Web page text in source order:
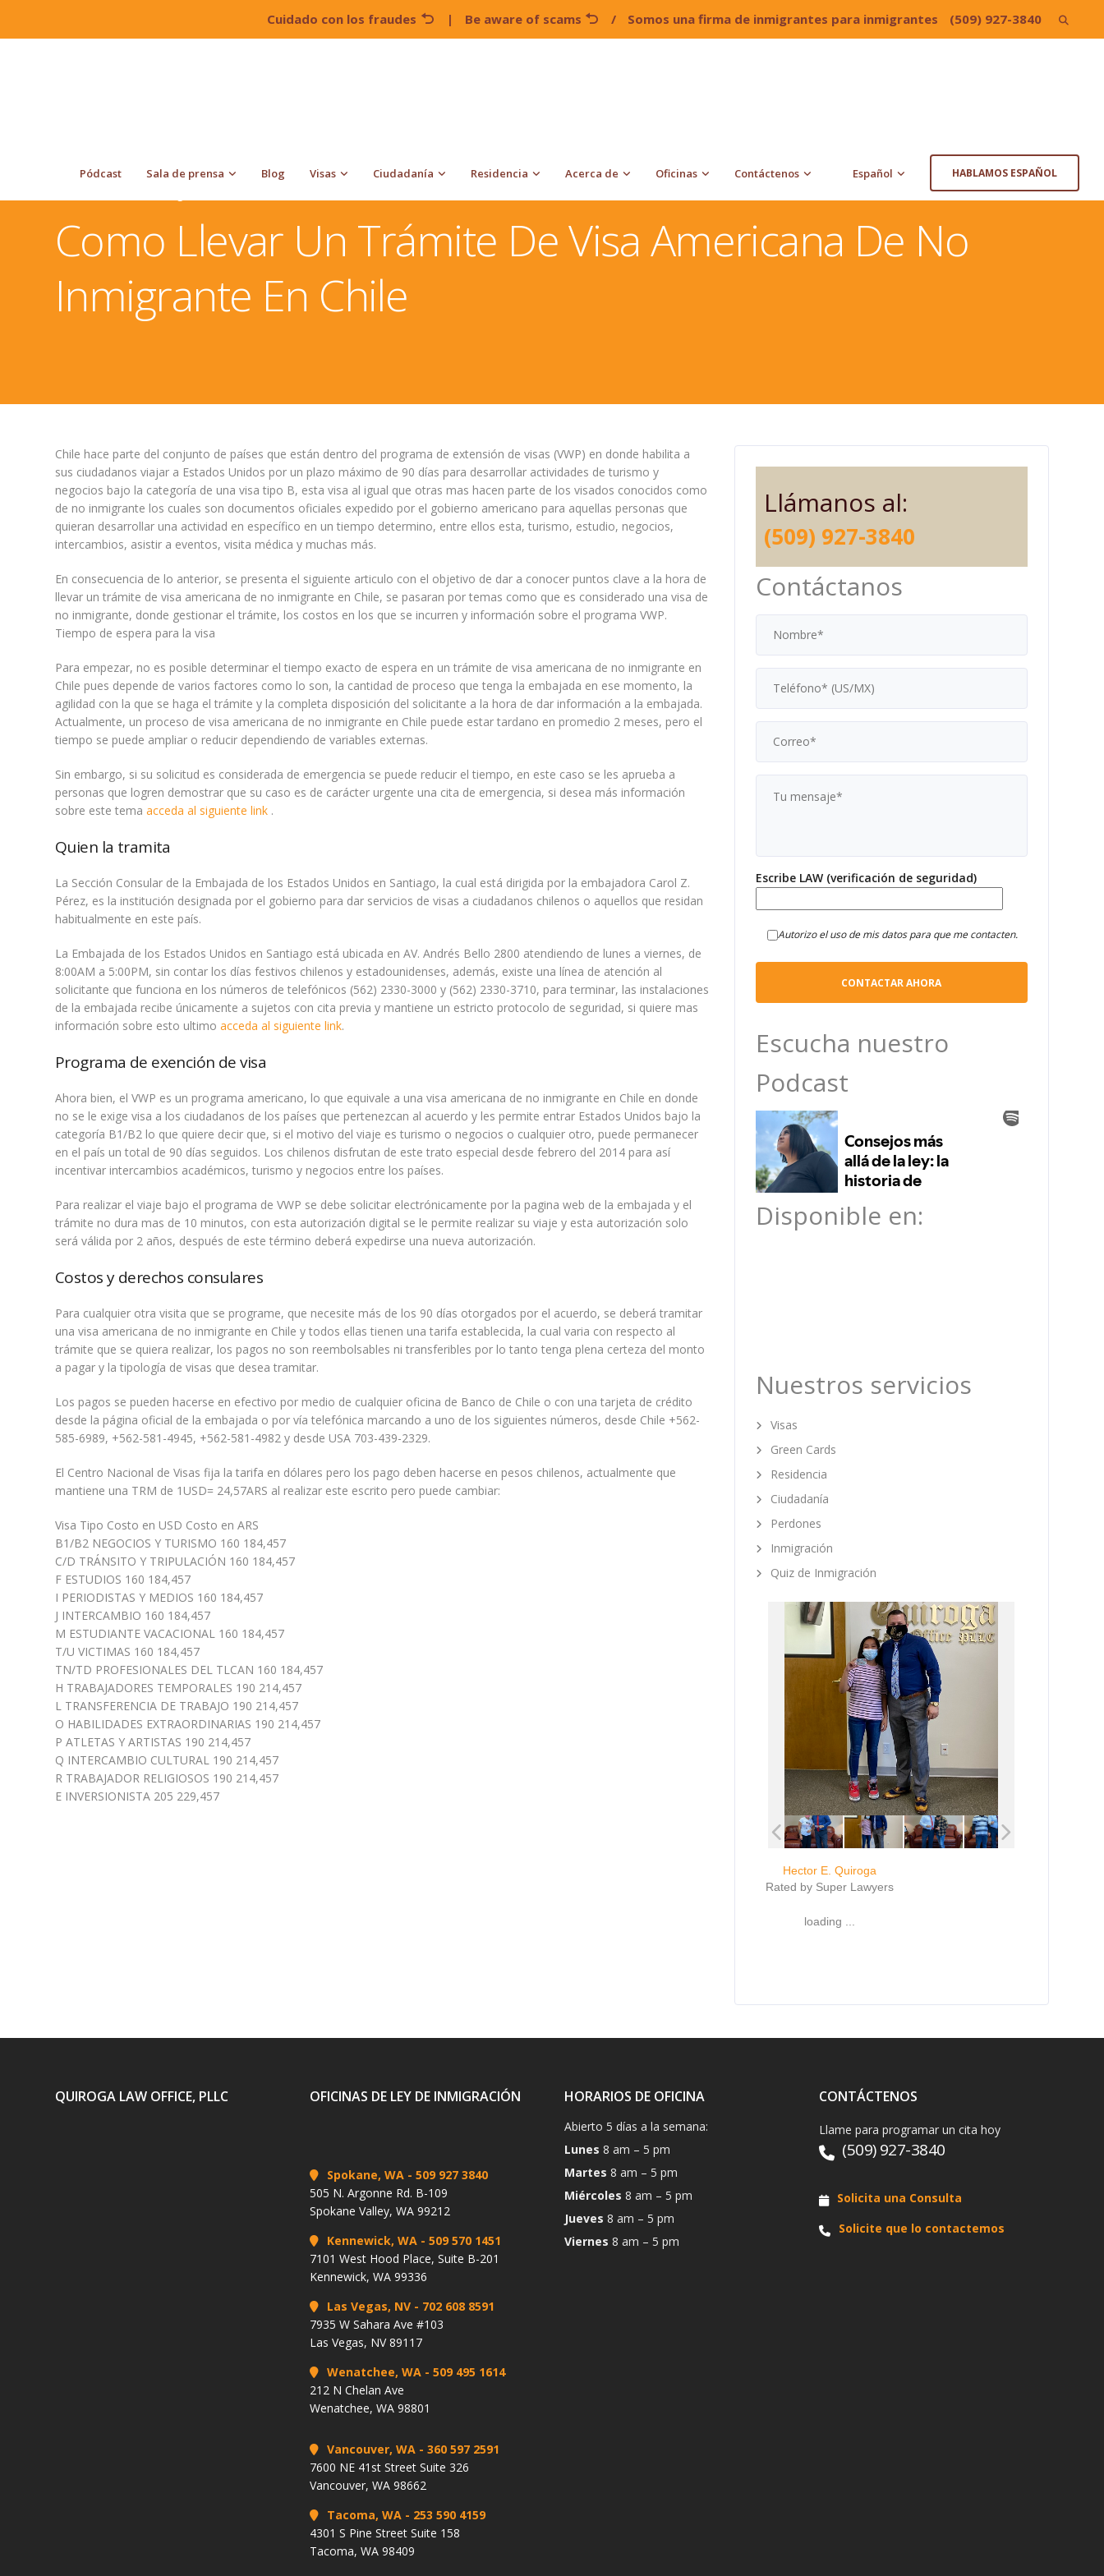
Cuidado con los fraudes | Be aware of scams / Somos una firma de inmigrantes para inmigrantes (509) 927-3840 Search
Pódcast Sala de prensa Blog Visas Ciudadanía Residencia Acerca de Oficinas Contáctenos Español HABLAMOS ESPAÑOL
Quiroga Law Office, PLLC Diferentes Procesos Migratorios Para Cada País Como Llevar Un Trámite De Visa
Como Llevar Un Trámite De Visa Americana De No
Inmigrante En Chile
Chile hace parte del conjunto de países que están dentro del programa de extensión de visas (VWP) en donde habilita a
sus ciudadanos viajar a Estados Unidos por un plazo máximo de 90 días para desarrollar actividades de turismo y
negocios bajo la categoría de una visa tipo B, esta visa al igual que otras mas hacen parte de los visados conocidos como
de no inmigrante los cuales son documentos oficiales expedido por el gobierno americano para aquellas personas que
quieran desarrollar una actividad en específico en un tiempo determino, entre ellos esta, turismo, estudio, negocios,
intercambios, asistir a eventos, visita médica y muchas más.
En consecuencia de lo anterior, se presenta el siguiente articulo con el objetivo de dar a conocer puntos clave a la hora de
llevar un trámite de visa americana de no inmigrante en Chile, se pasaran por temas como que es considerado una visa de
no inmigrante, donde gestionar el trámite, los costos en los que se incurren y información sobre el programa VWP.
Tiempo de espera para la visa
Para empezar, no es posible determinar el tiempo exacto de espera en un trámite de visa americana de no inmigrante en
Chile pues depende de varios factores como lo son, la cantidad de proceso que tenga la embajada en ese momento, la
agilidad con la que se haga el trámite y la completa disposición del solicitante a la hora de dar información a la embajada.
Actualmente, un proceso de visa americana de no inmigrante en Chile puede estar tardano en promedio 2 meses, pero el
tiempo se puede ampliar o reducir dependiendo de variables externas.
Sin embargo, si su solicitud es considerada de emergencia se puede reducir el tiempo, en este caso se les aprueba a
personas que logren demostrar que su caso es de carácter urgente una cita de emergencia, si desea más información
sobre este tema acceda al siguiente link .
Quien la tramita
La Sección Consular de la Embajada de los Estados Unidos en Santiago, la cual está dirigida por la embajadora Carol Z.
Pérez, es la institución designada por el gobierno para dar servicios de visas a ciudadanos chilenos o aquellos que residan
habitualmente en este país.
La Embajada de los Estados Unidos en Santiago está ubicada en AV. Andrés Bello 2800 atendiendo de lunes a viernes, de
8:00AM a 5:00PM, sin contar los días festivos chilenos y estadounidenses, además, existe una línea de atención al
solicitante que funciona en los números de telefónicos (562) 2330-3000 y (562) 2330-3710, para terminar, las instalaciones
de la embajada recibe únicamente a sujetos con cita previa y mantiene un estricto protocolo de seguridad, si quiere mas
información sobre esto ultimo acceda al siguiente link.
Programa de exención de visa
Ahora bien, el VWP es un programa americano, lo que equivale a una visa americana de no inmigrante en Chile en donde
no se le exige visa a los ciudadanos de los países que pertenezcan al acuerdo y les permite entrar Estados Unidos bajo la
categoría B1/B2 lo que quiere decir que, si el motivo del viaje es turismo o negocios o cualquier otro, puede permanecer
en el país un total de 90 días seguidos. Los chilenos disfrutan de este trato especial desde febrero del 2014 para así
incentivar intercambios académicos, turismo y negocios entre los países.
Para realizar el viaje bajo el programa de VWP se debe solicitar electrónicamente por la pagina web de la embajada y el
trámite no dura mas de 10 minutos, con esta autorización digital se le permite realizar su viaje y esta autorización solo
será válida por 2 años, después de este término deberá expedirse una nueva autorización.
Costos y derechos consulares
Para cualquier otra visita que se programe, que necesite más de los 90 días otorgados por el acuerdo, se deberá tramitar
una visa americana de no inmigrante en Chile y todos ellas tienen una tarifa establecida, la cual varia con respecto al
trámite que se quiera realizar, los pagos no son reembolsables ni transferibles por lo tanto tenga plena certeza del monto
a pagar y la tipología de visas que desea tramitar.
Los pagos se pueden hacerse en efectivo por medio de cualquier oficina de Banco de Chile o con una tarjeta de crédito
desde la página oficial de la embajada o por vía telefónica marcando a uno de los siguientes números, desde Chile +562-
585-6989, +562-581-4945, +562-581-4982 y desde USA 703-439-2329.
El Centro Nacional de Visas fija la tarifa en dólares pero los pago deben hacerse en pesos chilenos, actualmente que
mantiene una TRM de 1USD= 24,57ARS al realizar este escrito pero puede cambiar:
Visa Tipo Costo en USD Costo en ARS
B1/B2 NEGOCIOS Y TURISMO 160 184,457
C/D TRÁNSITO Y TRIPULACIÓN 160 184,457
F ESTUDIOS 160 184,457
I PERIODISTAS Y MEDIOS 160 184,457
J INTERCAMBIO 160 184,457
M ESTUDIANTE VACACIONAL 160 184,457
T/U VICTIMAS 160 184,457
TN/TD PROFESIONALES DEL TLCAN 160 184,457
H TRABAJADORES TEMPORALES 190 214,457
L TRANSFERENCIA DE TRABAJO 190 214,457
O HABILIDADES EXTRAORDINARIAS 190 214,457
P ATLETAS Y ARTISTAS 190 214,457
Q INTERCAMBIO CULTURAL 190 214,457
R TRABAJADOR RELIGIOSOS 190 214,457
E INVERSIONISTA 205 229,457
Llámanos al:
(509) 927-3840
Contáctanos
Escribe LAW (verificación de seguridad)
Autorizo el uso de mis datos para que me contacten.
Escucha nuestro
Podcast
Disponible en:
Nuestros servicios
Visas
Green Cards
Residencia
Ciudadanía
Perdones
Inmigración
Quiz de Inmigración
Hector E. Quiroga
Rated by Super Lawyers
loading ...
QUIROGA LAW OFFICE, PLLC OFICINAS DE LEY DE INMIGRACIÓN
Spokane, WA - 509 927 3840
505 N. Argonne Rd. B-109
Spokane Valley, WA 99212
Kennewick, WA - 509 570 1451
7101 West Hood Place, Suite B-201
Kennewick, WA 99336
Las Vegas, NV - 702 608 8591
7935 W Sahara Ave #103
Las Vegas, NV 89117
Wenatchee, WA - 509 495 1614
212 N Chelan Ave
Wenatchee, WA 98801
Vancouver, WA - 360 597 2591
7600 NE 41st Street Suite 326
Vancouver, WA 98662
Tacoma, WA - 253 590 4159
4301 S Pine Street Suite 158
Tacoma, WA 98409
HORARIOS DE OFICINA
Abierto 5 días a la semana:
Lunes 8 am – 5 pm
Martes 8 am – 5 pm
Miércoles 8 am – 5 pm
Jueves 8 am – 5 pm
Viernes 8 am – 5 pm
CONTÁCTENOS
Llame para programar un cita hoy
(509) 927-3840
Solicita una Consulta
Solicite que lo contactemos